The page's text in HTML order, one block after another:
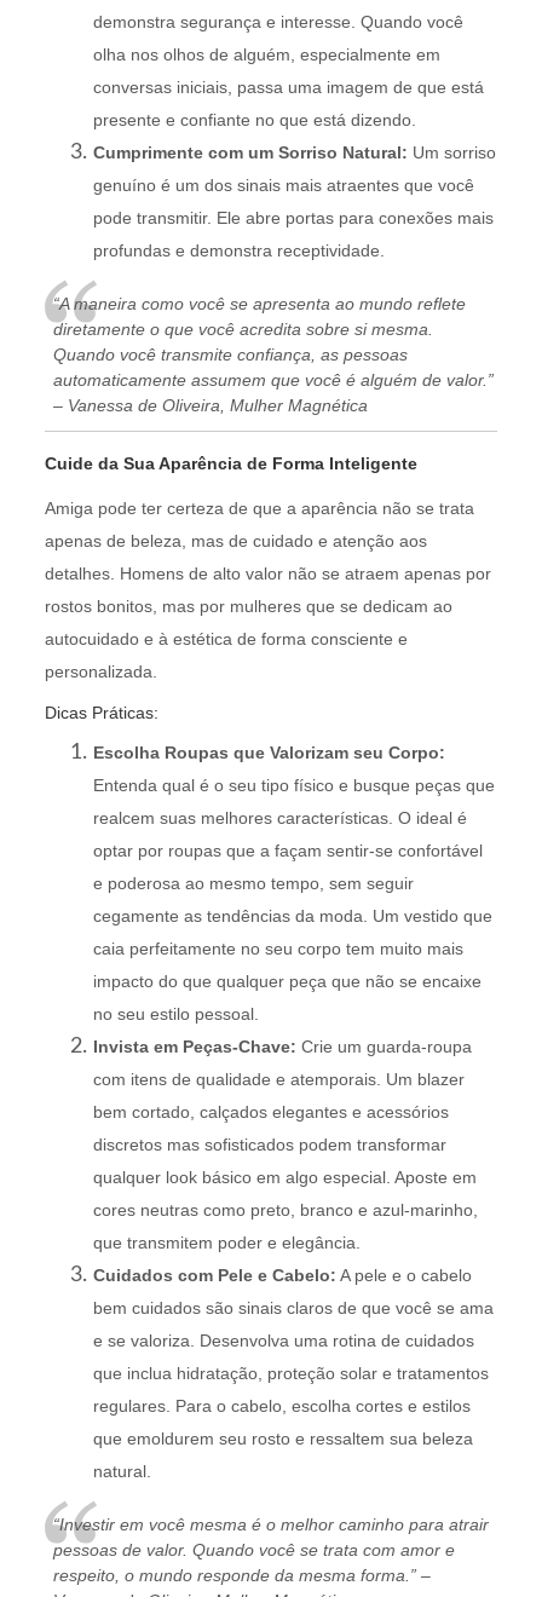
demonstra segurança e interesse. Quando você
olha nos olhos de alguém, especialmente em
conversas iniciais, passa uma imagem de que está
presente e confiante no que está dizendo.
Cumprimente com um Sorriso Natural: Um sorriso
genuíno é um dos sinais mais atraentes que você
pode transmitir. Ele abre portas para conexões mais
profundas e demonstra receptividade.
“A maneira como você se apresenta ao mundo reflete
diretamente o que você acredita sobre si mesma.
Quando você transmite confiança, as pessoas
automaticamente assumem que você é alguém de valor.”
– Vanessa de Oliveira, Mulher Magnética
Cuide da Sua Aparência de Forma Inteligente
Amiga pode ter certeza de que a aparência não se trata
apenas de beleza, mas de cuidado e atenção aos
detalhes. Homens de alto valor não se atraem apenas por
rostos bonitos, mas por mulheres que se dedicam ao
autocuidado e à estética de forma consciente e
personalizada.
Dicas Práticas:
Escolha Roupas que Valorizam seu Corpo:
Entenda qual é o seu tipo físico e busque peças que
realcem suas melhores características. O ideal é
optar por roupas que a façam sentir-se confortável
e poderosa ao mesmo tempo, sem seguir
cegamente as tendências da moda. Um vestido que
caia perfeitamente no seu corpo tem muito mais
impacto do que qualquer peça que não se encaixe
no seu estilo pessoal.
Invista em Peças-Chave: Crie um guarda-roupa
com itens de qualidade e atemporais. Um blazer
bem cortado, calçados elegantes e acessórios
discretos mas sofisticados podem transformar
qualquer look básico em algo especial. Aposte em
cores neutras como preto, branco e azul-marinho,
que transmitem poder e elegância.
Cuidados com Pele e Cabelo: A pele e o cabelo
bem cuidados são sinais claros de que você se ama
e se valoriza. Desenvolva uma rotina de cuidados
que inclua hidratação, proteção solar e tratamentos
regulares. Para o cabelo, escolha cortes e estilos
que emoldurem seu rosto e ressaltem sua beleza
natural.
“Investir em você mesma é o melhor caminho para atrair
pessoas de valor. Quando você se trata com amor e
respeito, o mundo responde da mesma forma.” –